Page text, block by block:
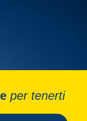
per tenerti